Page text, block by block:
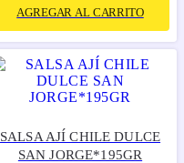
AGREGAR AL CARRITO
SALSA AJÍ CHILE DULCE
SAN JORGE*195GR